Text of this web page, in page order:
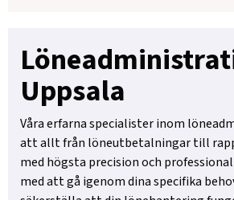
Uppsala
Våra erfarna specialister inom
att allt från löneutbetalningar till
med högsta precision och
med att gå igenom dina specifika